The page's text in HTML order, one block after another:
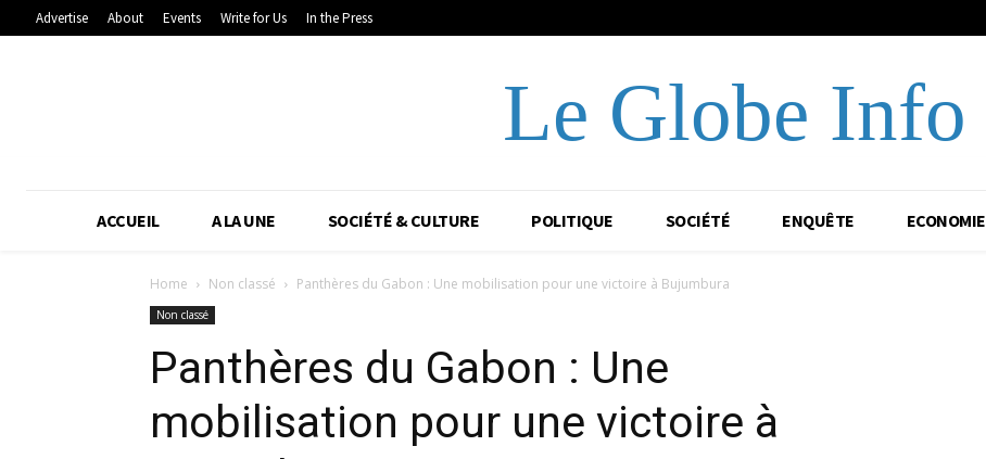
Advertise About Events Write for Us In the Press
Le Globe Info
ACCUEIL A LA UNE SOCIÉTÉ & CULTURE POLITIQUE SOCIÉTÉ ENQUÊTE ECONOMIE
Home Non classé Panthères du Gabon : Une mobilisation pour une victoire à Bujumbura
Non classé
Panthères du Gabon : Une
mobilisation pour une victoire à